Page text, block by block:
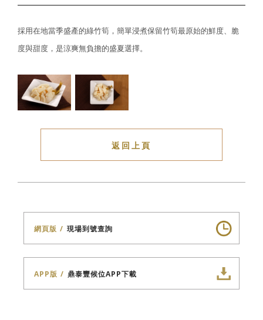
採用在地當季盛產的綠竹筍，簡單浸煮保留竹筍最原始的鮮度、脆
度與甜度，是涼爽無負擔的盛夏選擇。
返回上頁
網頁版 現場到號查詢
APP版 鼎泰豐候位APP下載